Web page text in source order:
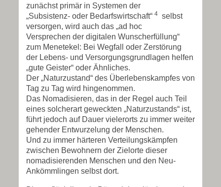
zunächst primär in Systemen der
„Subsistenz- oder Bedarfswirtschaft“ 4 selbst
versorgen, wird auch das „ad hoc
Versprechen der digitalen Wunscherfüllung“
zum Menetekel: Bei Wegfall oder Zerstörung
der Lebens- und Versorgungsgrundlagen helfen
„gute Geister“ oder Ähnliches.
Der „Naturzustand“ des Überlebenskampfes von
Tag zu Tag wird hingenommen.
Das Nomadisieren, das in der Regel auch Teil
eines solcherart geweckten „Naturzustands“ ist,
führt jedoch auf Dauer vielerorts zu immer weiter
gehender Entwurzelung der Menschen.
Und zu immer härteren Verteilungskämpfen
zwischen Bewohnern der Zielorte dieser
nomadisierenden Menschen und den Neu-
Ankömmlingen selbst dort.